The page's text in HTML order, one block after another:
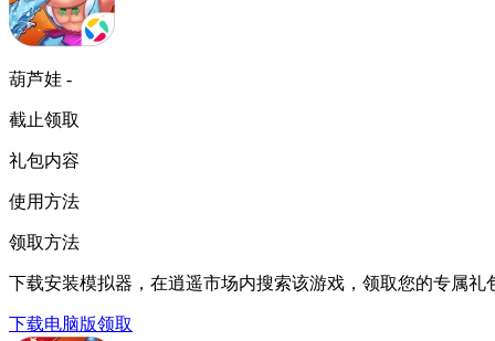
葫芦娃 -
截止领取
礼包内容
使用方法
领取方法
下载安装模拟器，在逍遥市场内搜索该游戏，领取您的专属礼
下载电脑版领取